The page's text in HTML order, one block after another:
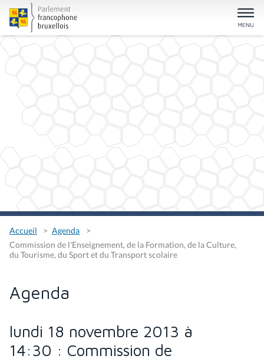
Accueil
Agenda
Commission de l'Enseignement, de la Formation, de la Culture,
du Tourisme, du Sport et du Transport scolaire
Agenda
lundi 18 novembre 2013 à
14:30 : Commission de